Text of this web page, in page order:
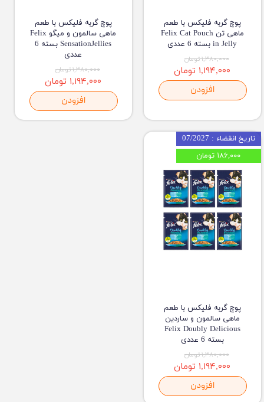
پوچ گربه فلیکس با طعم
ماهی تن Felix Cat Pouch
in Jelly بسته 6 عددی
۱,۳۸۰,۰۰۰ تومان
۱,۱۹۴,۰۰۰ تومان
افزودن
پوچ گربه فلیکس با طعم
ماهی سالمون و میگو Felix
SensationJellies بسته 6
عددی
۱,۳۸۰,۰۰۰ تومان
۱,۱۹۴,۰۰۰ تومان
افزودن
پوچ گربه فلیکس با طعم
ماهی سالمون و ساردین
Felix Doubly Delicious
بسته 6 عددی
۱,۳۸۰,۰۰۰ تومان
۱,۱۹۴,۰۰۰ تومان
افزودن
تاریخ انقضاء : 07/2027
۱۸۶,۰۰۰ تومان